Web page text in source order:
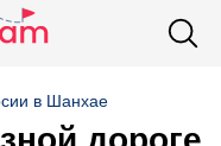
в Шанхае